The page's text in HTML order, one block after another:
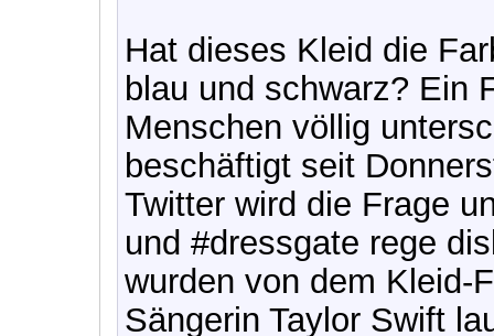
Hat dieses Kleid die
blau und schwarz? Ein
Menschen völlig
beschäftigt seit
Twitter wird die Frage
und #dressgate rege
wurden von dem Kleid-
Sängerin Taylor Swift